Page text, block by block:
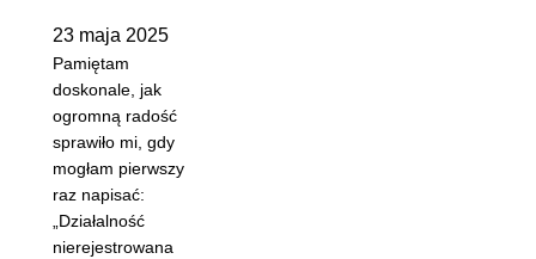
23 maja 2025
Pamiętam
doskonale, jak
ogromną radość
sprawiło mi, gdy
mogłam pierwszy
raz napisać:
„Działalność
nierejestrowana